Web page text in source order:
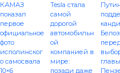
КАМАЗ
показал
первое
официальное
фото
исполинског
о самосвала
10×6
Tesla стала
самой
дорогой
автомобильн
ой
компанией в
мире:
позади даже
Путин
главы